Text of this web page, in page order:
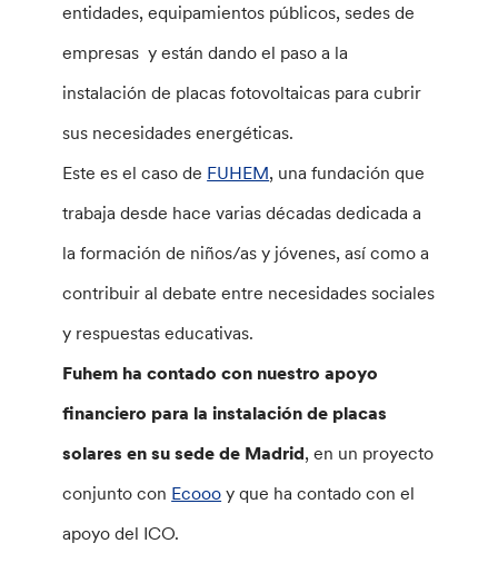
entidades, equipamientos públicos, sedes de
empresas y están dando el paso a la
instalación de placas fotovoltaicas para cubrir
sus necesidades energéticas.
Este es el caso de FUHEM, una fundación que
trabaja desde hace varias décadas dedicada a
la formación de niños/as y jóvenes, así como a
contribuir al debate entre necesidades sociales
y respuestas educativas.
Fuhem ha contado con nuestro apoyo
financiero para la instalación de placas
solares en su sede de Madrid, en un proyecto
conjunto con Ecooo y que ha contado con el
apoyo del ICO.